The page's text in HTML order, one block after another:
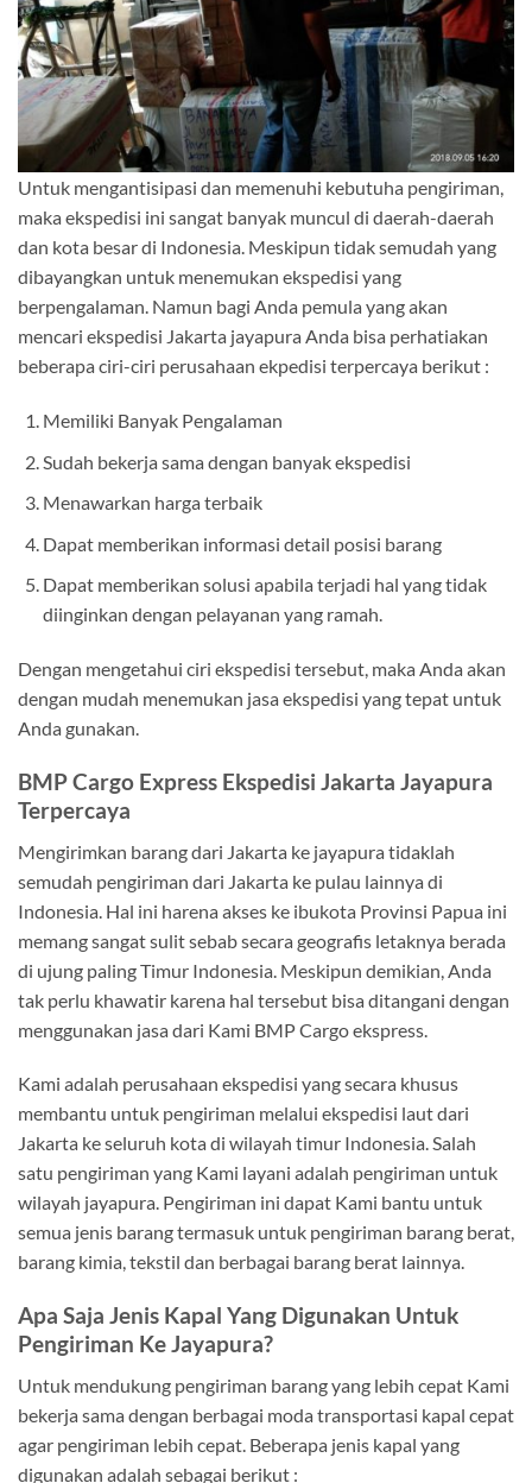
Untuk mengantisipasi dan memenuhi kebutuha pengiriman,
maka ekspedisi ini sangat banyak muncul di daerah-daerah
dan kota besar di Indonesia. Meskipun tidak semudah yang
dibayangkan untuk menemukan ekspedisi yang
berpengalaman. Namun bagi Anda pemula yang akan
mencari ekspedisi Jakarta jayapura Anda bisa perhatiakan
beberapa ciri-ciri perusahaan ekpedisi terpercaya berikut :
Memiliki Banyak Pengalaman
Sudah bekerja sama dengan banyak ekspedisi
Menawarkan harga terbaik
Dapat memberikan informasi detail posisi barang
Dapat memberikan solusi apabila terjadi hal yang tidak
diinginkan dengan pelayanan yang ramah.
Dengan mengetahui ciri ekspedisi tersebut, maka Anda akan
dengan mudah menemukan jasa ekspedisi yang tepat untuk
Anda gunakan.
BMP Cargo Express Ekspedisi Jakarta Jayapura
Terpercaya
Mengirimkan barang dari Jakarta ke jayapura tidaklah
semudah pengiriman dari Jakarta ke pulau lainnya di
Indonesia. Hal ini harena akses ke ibukota Provinsi Papua ini
memang sangat sulit sebab secara geografis letaknya berada
di ujung paling Timur Indonesia. Meskipun demikian, Anda
tak perlu khawatir karena hal tersebut bisa ditangani dengan
menggunakan jasa dari Kami BMP Cargo ekspress.
Kami adalah perusahaan ekspedisi yang secara khusus
membantu untuk pengiriman melalui ekspedisi laut dari
Jakarta ke seluruh kota di wilayah timur Indonesia. Salah
satu pengiriman yang Kami layani adalah pengiriman untuk
wilayah jayapura. Pengiriman ini dapat Kami bantu untuk
semua jenis barang termasuk untuk pengiriman barang berat,
barang kimia, tekstil dan berbagai barang berat lainnya.
Apa Saja Jenis Kapal Yang Digunakan Untuk
Pengiriman Ke Jayapura?
Untuk mendukung pengiriman barang yang lebih cepat Kami
bekerja sama dengan berbagai moda transportasi kapal cepat
agar pengiriman lebih cepat. Beberapa jenis kapal yang
digunakan adalah sebagai berikut :